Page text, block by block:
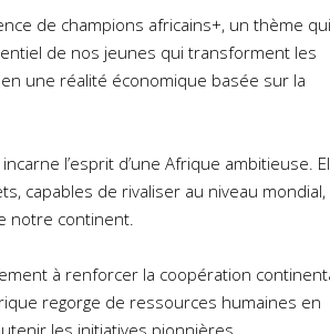
de champions africains+, un thème qui
de nos jeunes qui transforment les
une réalité économique basée sur la
l’esprit d’une Afrique ambitieuse.
capables de rivaliser au niveau mondial,
notre continent.
à renforcer la coopération
regorge de ressources humaines en
les initiatives pionnières.